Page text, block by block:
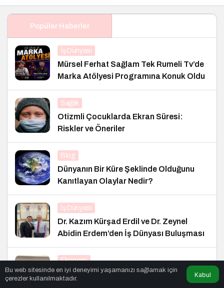
Popüler Haberler
İş Dünyası
Mürsel Ferhat Sağlam Tek Rumeli Tv’de
Marka Atölyesi Programına Konuk Oldu
Sağlık
Otizmli Çocuklarda Ekran Süresi:
Riskler ve Öneriler
Blog
Dünyanın Bir Küre Şeklinde Olduğunu
Kanıtlayan Olaylar Nedir?
İş Dünyası
Dr. Kazım Kürşad Erdil ve Dr. Zeynel
Abidin Erdem’den İş Dünyası Buluşması
Ekonomi
Erdil Grup’tan Fenerium’a Anlamlı
Bu web sitesinde en iyi deneyimi yaşamanızı sağlamak için
çerezler kullanılmaktadır.
Kabul